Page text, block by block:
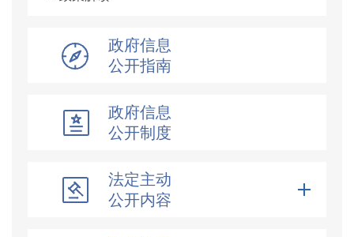
政府信息
公开指南
政府信息
公开制度
法定主动
公开内容